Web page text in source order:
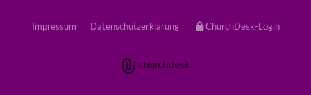
Impressum Datenschutzerklärung ChurchDesk-Login